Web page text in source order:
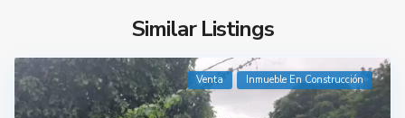
Similar Listings
Venta Inmueble En Construcción